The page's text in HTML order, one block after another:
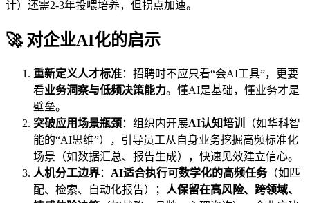
计）还需2-3年投喂培养，但拐点加速。
🚀 对企业AI化的启示
重新定义人才标准：招聘时不应只看“会AI工具”，更要
看业务洞察与低频决策能力。懂AI是基础，懂业务才是
壁垒。
突破应用场景瓶颈：组织内开展AI认知培训
（如华科智
能的“AI思维”），引导员工从自身业务挖掘高频标准化
场景（如数据汇总、报告生成），快速见效建立信心。
人机分工边界： AI适合执行可数学化的高频任务（如匹
配、检索、自动化报告）； 人保留在高风险、跨领域、